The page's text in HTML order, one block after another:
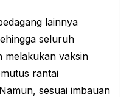
lainnya
seluruh
melakukan vaksin
rantai
sesuai imbauan